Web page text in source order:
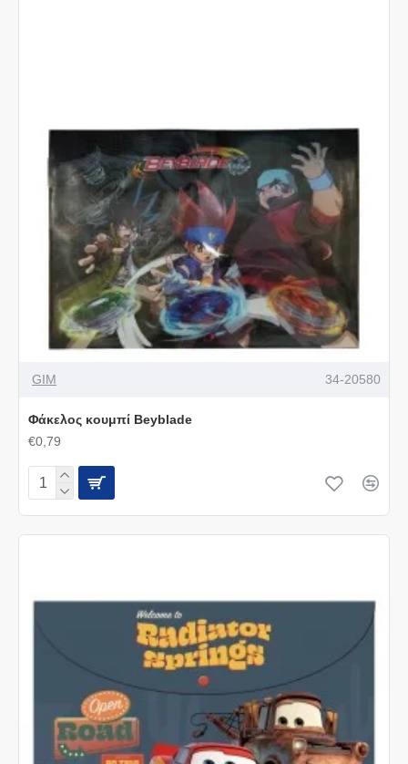
GIM 34-20580
Φάκελος κουμπί Beyblade
€0,79